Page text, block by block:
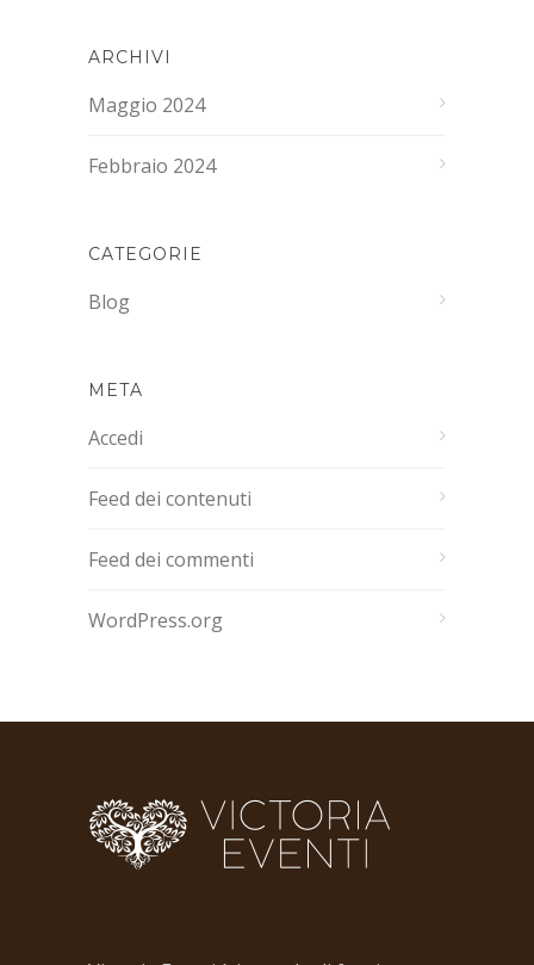
ARCHIVI
Maggio 2024
Febbraio 2024
CATEGORIE
Blog
META
Accedi
Feed dei contenuti
Feed dei commenti
WordPress.org